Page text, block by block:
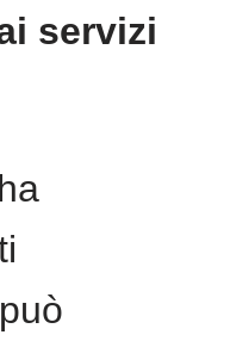
servizi